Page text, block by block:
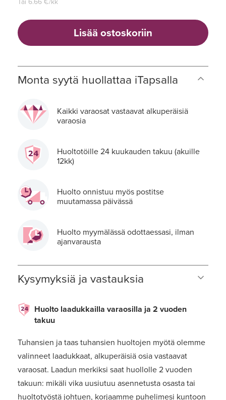
Tai 6.66 €/kk
Lisää ostoskoriin
Monta syytä huollattaa iTapsalla
Kaikki varaosat vastaavat alkuperäisiä
varaosia
Huoltotöille 24 kuukauden takuu (akuille
12kk)
Huolto onnistuu myös postitse
muutamassa päivässä
Huolto myymälässä odottaessasi, ilman
ajanvarausta
Kysymyksiä ja vastauksia
Huolto laadukkailla varaosilla ja 2 vuoden
takuu
Tuhansien ja taas tuhansien huoltojen myötä olemme
valinneet laadukkaat, alkuperäisiä osia vastaavat
varaosat. Laadun merkiksi saat huollolle 2 vuoden
takuun: mikäli vika uusiutuu asennetusta osasta tai
huoltotyöstä johtuen, korjaamme puhelimesi kuntoon